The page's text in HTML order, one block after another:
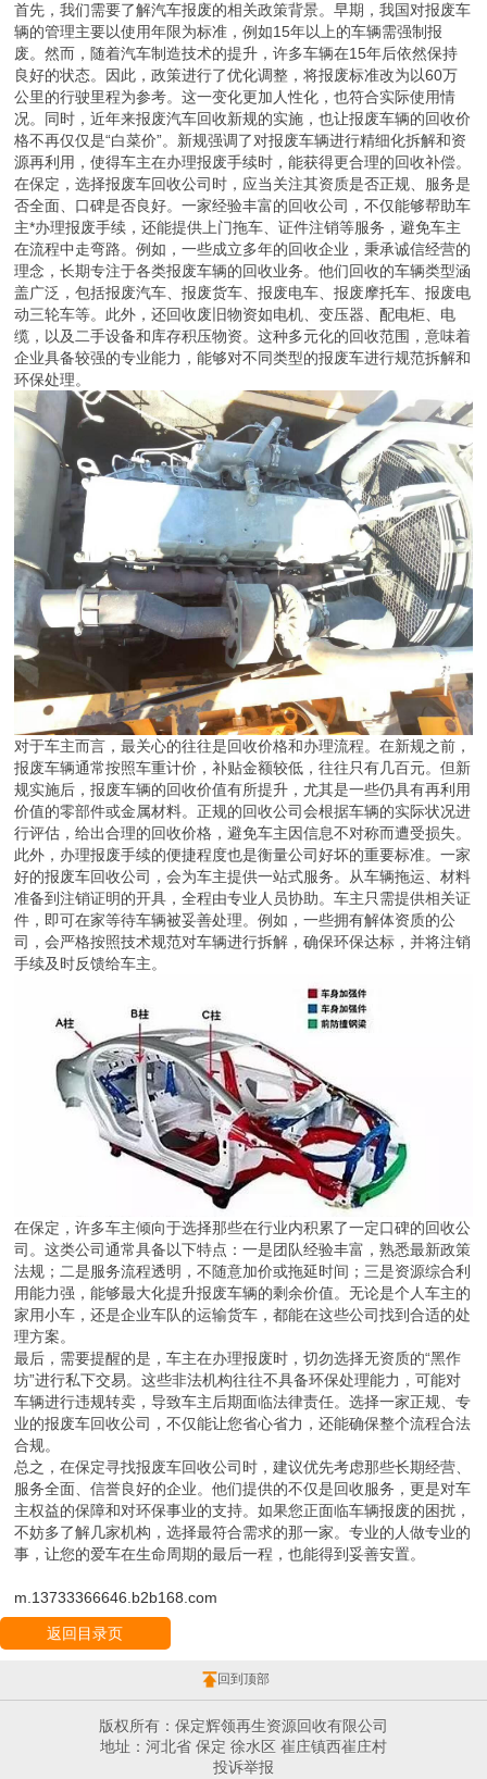
首先，我们需要了解汽车报废的相关政策背景。早期，我国对报废车
辆的管理主要以使用年限为标准，例如15年以上的车辆需强制报
废。然而，随着汽车制造技术的提升，许多车辆在15年后依然保持
良好的状态。因此，政策进行了优化调整，将报废标准改为以60万
公里的行驶里程为参考。这一变化更加人性化，也符合实际使用情
况。同时，近年来报废汽车回收新规的实施，也让报废车辆的回收价
格不再仅仅是“白菜价”。新规强调了对报废车辆进行精细化拆解和资
源再利用，使得车主在办理报废手续时，能获得更合理的回收补偿。
在保定，选择报废车回收公司时，应当关注其资质是否正规、服务是
否全面、口碑是否良好。一家经验丰富的回收公司，不仅能够帮助车
主*办理报废手续，还能提供上门拖车、证件注销等服务，避免车主
在流程中走弯路。例如，一些成立多年的回收企业，秉承诚信经营的
理念，长期专注于各类报废车辆的回收业务。他们回收的车辆类型涵
盖广泛，包括报废汽车、报废货车、报废电车、报废摩托车、报废电
动三轮车等。此外，还回收废旧物资如电机、变压器、配电柜、电
缆，以及二手设备和库存积压物资。这种多元化的回收范围，意味着
企业具备较强的专业能力，能够对不同类型的报废车进行规范拆解和
环保处理。
对于车主而言，最关心的往往是回收价格和办理流程。在新规之前，
报废车辆通常按照车重计价，补贴金额较低，往往只有几百元。但新
规实施后，报废车辆的回收价值有所提升，尤其是一些仍具有再利用
价值的零部件或金属材料。正规的回收公司会根据车辆的实际状况进
行评估，给出合理的回收价格，避免车主因信息不对称而遭受损失。
此外，办理报废手续的便捷程度也是衡量公司好坏的重要标准。一家
好的报废车回收公司，会为车主提供一站式服务。从车辆拖运、材料
准备到注销证明的开具，全程由专业人员协助。车主只需提供相关证
件，即可在家等待车辆被妥善处理。例如，一些拥有解体资质的公
司，会严格按照技术规范对车辆进行拆解，确保环保达标，并将注销
手续及时反馈给车主。
在保定，许多车主倾向于选择那些在行业内积累了一定口碑的回收公
司。这类公司通常具备以下特点：一是团队经验丰富，熟悉最新政策
法规；二是服务流程透明，不随意加价或拖延时间；三是资源综合利
用能力强，能够最大化提升报废车辆的剩余价值。无论是个人车主的
家用小车，还是企业车队的运输货车，都能在这些公司找到合适的处
理方案。
最后，需要提醒的是，车主在办理报废时，切勿选择无资质的“黑作
坊”进行私下交易。这些非法机构往往不具备环保处理能力，可能对
车辆进行违规转卖，导致车主后期面临法律责任。选择一家正规、专
业的报废车回收公司，不仅能让您省心省力，还能确保整个流程合法
合规。
总之，在保定寻找报废车回收公司时，建议优先考虑那些长期经营、
服务全面、信誉良好的企业。他们提供的不仅是回收服务，更是对车
主权益的保障和对环保事业的支持。如果您正面临车辆报废的困扰，
不妨多了解几家机构，选择最符合需求的那一家。专业的人做专业的
事，让您的爱车在生命周期的最后一程，也能得到妥善安置。
m.13733366646.b2b168.com
返回目录页
回到顶部
版权所有：保定辉领再生资源回收有限公司
地址：河北省 保定 徐水区 崔庄镇西崔庄村
投诉举报